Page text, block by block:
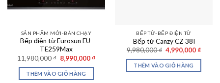
SẢN PHẨM MỚI-BÁN CHẠY
Bếp điện từ Eurosun EU-
TE259Max
11,980,000₫ Giá
gốc
là:
11,980,000 ₫.
8,990,000 ₫Giá
THÊM VÀO GIỎ HÀNG
BẾP TỪ-BẾP ĐIỆN TỪ
Bếp từ Canzy CZ 38I
9,980,000₫ Giá
gốc
là:
9,980,000 ₫.
4,990,000 ₫Giá
THÊM VÀO GIỎ HÀNG